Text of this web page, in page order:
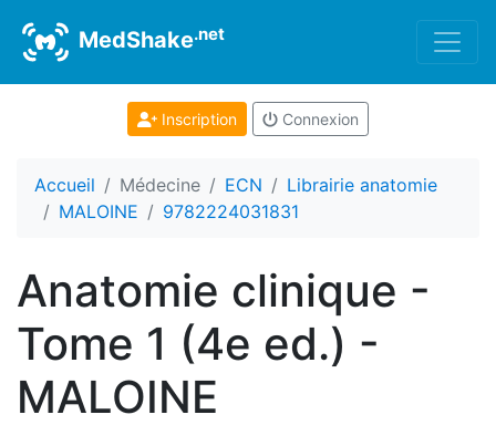
MedShake.net
Inscription Connexion
Accueil Médecine ECN
Librairie anatomie
MALOINE
9782224031831
Anatomie clinique -
Tome 1 (4e ed.) -
MALOINE